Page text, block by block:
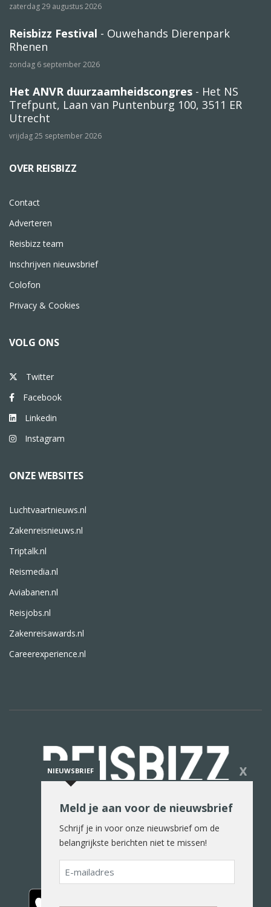
zaterdag 29 augustus 2026
Reisbizz Festival - Ouwehands Dierenpark
Rhenen
zondag 6 september 2026
Het ANVR duurzaamheidscongres - Het NS
Trefpunt, Laan van Puntenburg 100, 3511 ER
Utrecht
vrijdag 25 september 2026
OVER REISBIZZ
Contact
Adverteren
Reisbizz team
Inschrijven nieuwsbrief
Colofon
Privacy & Cookies
VOLG ONS
Twitter
Facebook
Linkedin
Instagram
ONZE WEBSITES
Luchtvaartnieuws.nl
Zakenreisnieuws.nl
Triptalk.nl
Reismedia.nl
Aviabanen.nl
Reisjobs.nl
Zakenreisawards.nl
Careerexperience.nl
De reiswereld in woord en beeld
NIEUWSBRIEF X
Meld je aan voor de nieuwsbrief
Schrijf je in voor onze nieuwsbrief om de
belangrijkste berichten niet te missen!
E-
mailadres